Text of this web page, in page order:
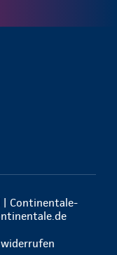
| Continentale-